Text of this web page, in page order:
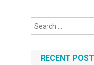
RECENT